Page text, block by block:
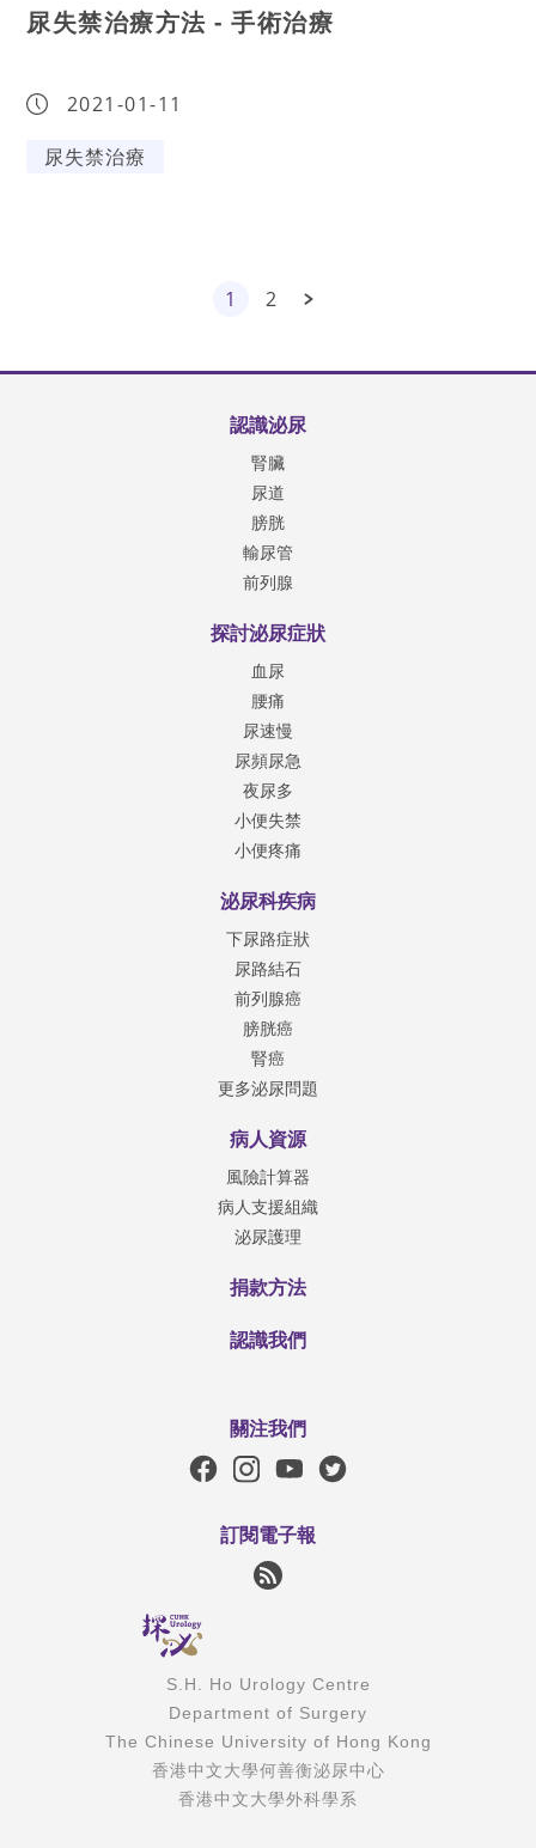
尿失禁治療方法 - 手術治療
2021-01-11
尿失禁治療
1 2
認識泌尿
腎臟
尿道
膀胱
輸尿管
前列腺
探討泌尿症狀
血尿
腰痛
尿速慢
尿頻尿急
夜尿多
小便失禁
小便疼痛
泌尿科疾病
下尿路症狀
尿路結石
前列腺癌
膀胱癌
腎癌
更多泌尿問題
病人資源
風險計算器
病人支援組織
泌尿護理
捐款方法
認識我們
關注我們
訂閱電子報
S.H. Ho Urology Centre
Department of Surgery
The Chinese University of Hong Kong
香港中文大學何善衡泌尿中心
香港中文大學外科學系